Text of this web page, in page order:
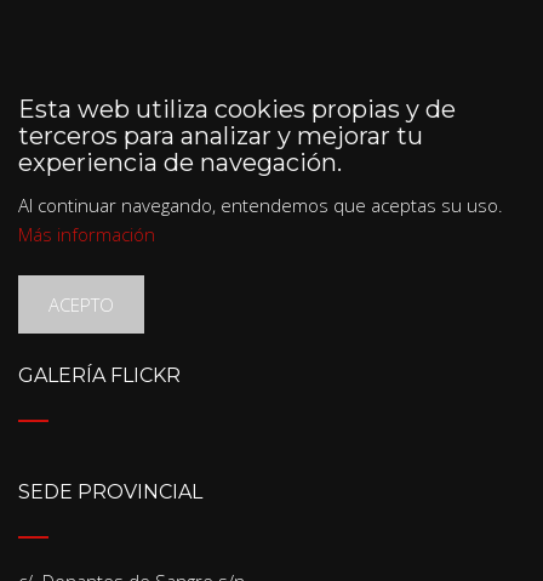
Esta web utiliza cookies propias y de
terceros para analizar y mejorar tu
experiencia de navegación.
Al continuar navegando, entendemos que aceptas su uso.
Más información
ACEPTO
GALERÍA FLICKR
SEDE PROVINCIAL